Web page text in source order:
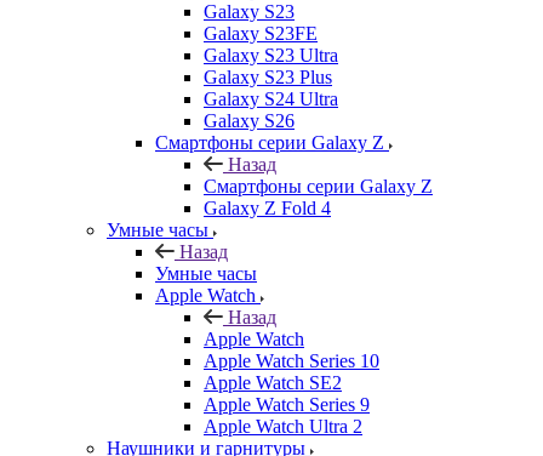
Galaxy S23
Galaxy S23FE
Galaxy S23 Ultra
Galaxy S23 Plus
Galaxy S24 Ultra
Galaxy S26
Смартфоны серии Galaxy Z
Назад
Смартфоны серии Galaxy Z
Galaxy Z Fold 4
Умные часы
Назад
Умные часы
Apple Watch
Назад
Apple Watch
Apple Watch Series 10
Apple Watch SE2
Apple Watch Series 9
Apple Watch Ultra 2
Наушники и гарнитуры